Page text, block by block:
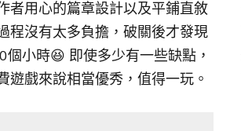
者用心的篇章設計以及平鋪直敘
程沒有太多負擔，破關後才發現
小時😆 即使多少有一些缺點，
遊戲來說相當優秀，值得一玩。